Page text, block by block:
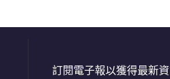
訂閱電子報以獲得最新